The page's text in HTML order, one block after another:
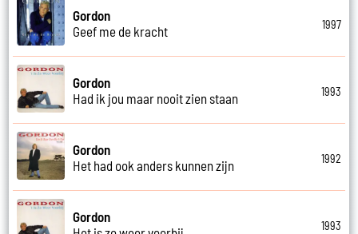
Gordon
Geef me de kracht
1997
Gordon
Had ik jou maar nooit zien staan
1993
Gordon
Het had ook anders kunnen zijn
1992
Gordon
1993